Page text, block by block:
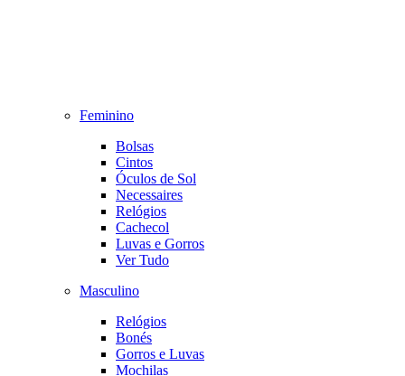
Feminino
Bolsas
Cintos
Óculos de Sol
Necessaires
Relógios
Cachecol
Luvas e Gorros
Ver Tudo
Masculino
Relógios
Bonés
Gorros e Luvas
Mochilas